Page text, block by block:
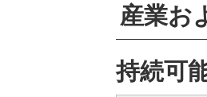
産業お
持続可